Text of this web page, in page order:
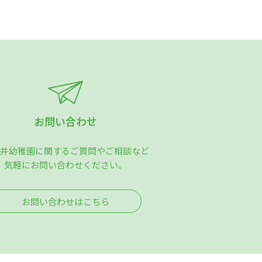
お問い合わせ
幼稚園に関するご質問やご相談など
気軽にお問い合わせください。
お問い合わせはこちら